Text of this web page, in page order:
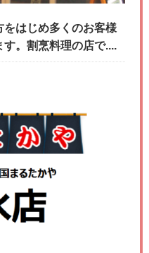
はじめ多くのお客様
。割烹料理の店で....